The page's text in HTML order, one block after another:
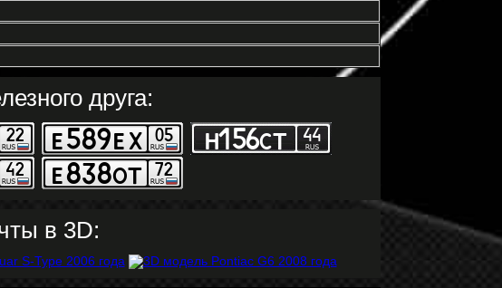
друга:
в 3D: